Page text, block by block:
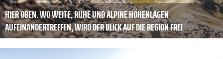
HIER OBEN. WO WEITE, RUHE UND ALPINE HÖHENLAGEN
AUFEINANDERTREFFEN, WIRD DER BLICK AUF DIE REGION FREI